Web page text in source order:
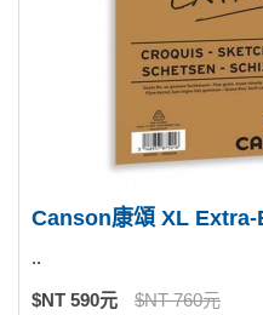
Canson康頌 XL
..
$NT 590元 $NT 760元